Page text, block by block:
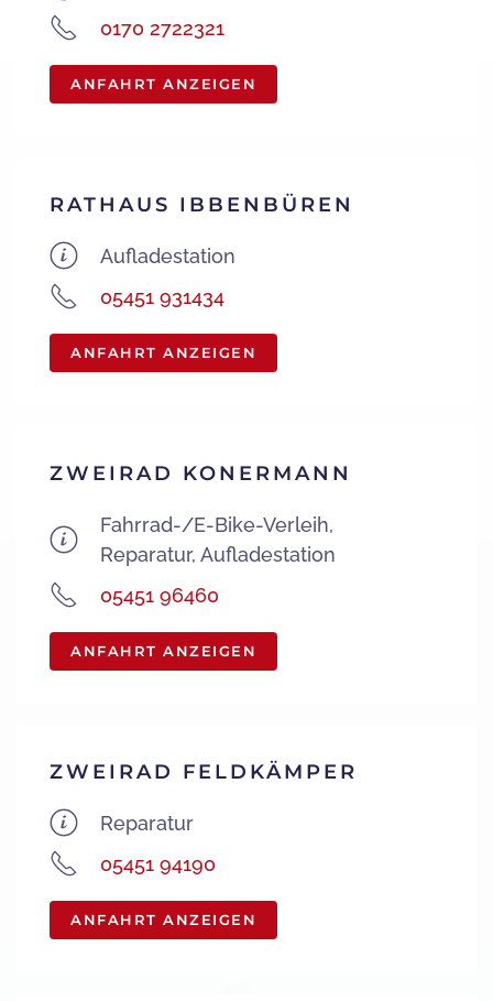
0170 2722321
ANFAHRT ANZEIGEN
RATHAUS IBBENBÜREN
Aufladestation
05451 931434
ANFAHRT ANZEIGEN
ZWEIRAD KONERMANN
Fahrrad-/E-Bike-Verleih,
Reparatur, Aufladestation
05451 96460
ANFAHRT ANZEIGEN
ZWEIRAD FELDKÄMPER
Reparatur
05451 94190
ANFAHRT ANZEIGEN